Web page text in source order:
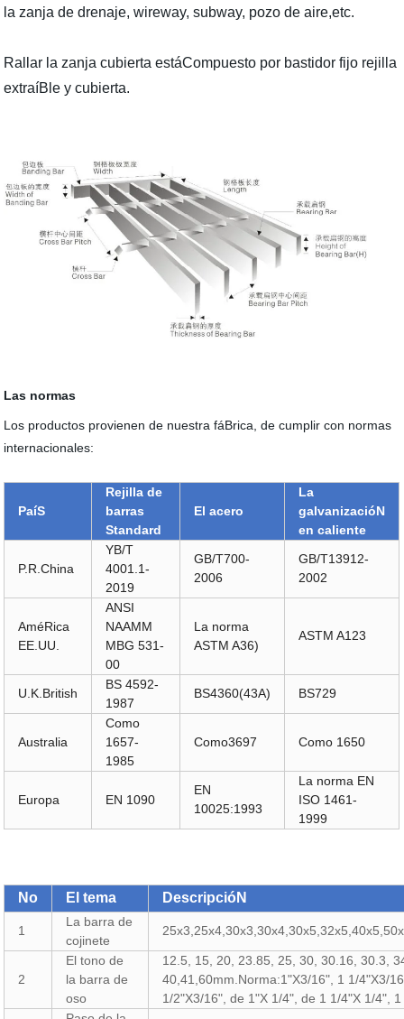
la zanja de drenaje, wireway, subway, pozo de aire,etc.
Rallar la zanja cubierta estáCompuesto por bastidor fijo rejilla
extraíBle y cubierta.
Las normas
Los productos provienen de nuestra fáBrica, de cumplir con normas
internacionales:
PaíS
Rejilla de
barras
Standard
El acero
La
galvanizacióN
en caliente
P.R.China
YB/T
4001.1-
2019
GB/T700-
2006
GB/T13912-
2002
AméRica
EE.UU.
ANSI
NAAMM
MBG 531-
00
La norma
ASTM A36)
ASTM A123
U.K.British
BS 4592-
1987
BS4360(43A) BS729
Australia
Como
1657-
1985
Como3697 Como 1650
Europa EN 1090
EN
10025:1993
La norma EN
ISO 1461-
1999
No El tema DescripcióN
1
La barra de
cojinete
2
El tono de
la barra de
oso
12.5, 15, 20, 23.85, 25, 30, 30.16, 30.3,
40,41,60mm.Norma:1"X3/16", 1 1/4"X3/
1/2"X3/16", de 1"X 1/4", de 1 1/4"X 1/4",